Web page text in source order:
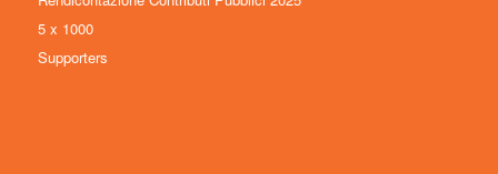
5 x 1000
Supporters